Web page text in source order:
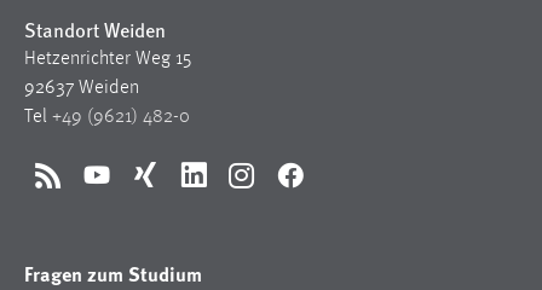
Standort Weiden
Hetzenrichter Weg 15
92637 Weiden
Tel +49 (9621) 482-0
RSS YouTubeXing LinkedInInstagramFacebook
Fragen zum Studium